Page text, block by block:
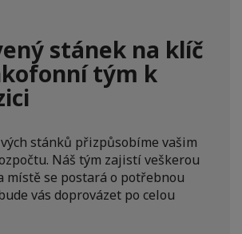
stánek na klíč
tým k
stánků přizpůsobíme vašim
Náš tým zajistí veškerou
místě se postará o potřebnou
vás doprovázet po celou